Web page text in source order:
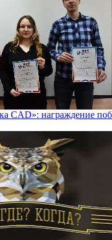
CAD»: награждение